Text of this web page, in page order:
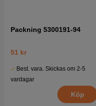
Packning 5300191-94
51 kr
Best. vara. Skickas om 2-5
vardagar
Köp